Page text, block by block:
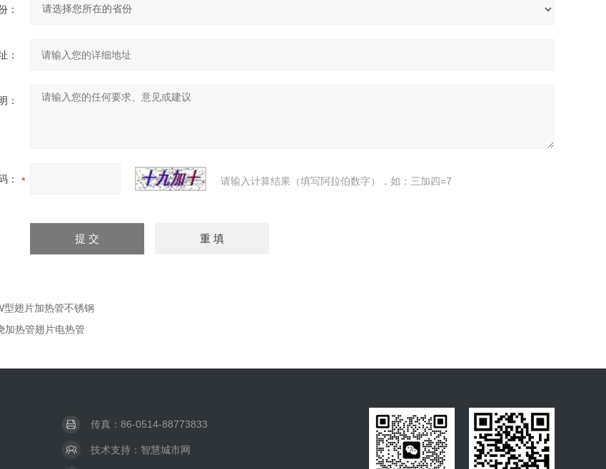
：
：
：
： 请输入计算结果（填写阿拉伯数字），如：三加四=7
型翅片加热管不锈钢
加热管翅片电热管
传真：86-0514-88773833
技术支持： 智慧城市网